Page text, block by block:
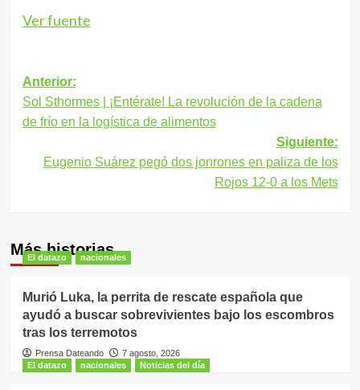
Ver fuente
Navegación
de
entradas
Anterior:
Sol Sthormes | ¡Entérate! La revolución de la cadena
de frío en la logística de alimentos
Siguiente:
Eugenio Suárez pegó dos jonrones en paliza de los
Rojos 12-0 a los Mets
Más historias
El datazo nacionales
Murió Luka, la perrita de rescate española que
ayudó a buscar sobrevivientes bajo los escombros
tras los terremotos
Prensa Dateando
7 agosto, 2026
El datazo
nacionales Noticias del día